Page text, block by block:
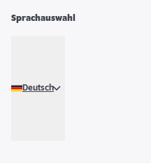
Sprachauswahl
Deutsch